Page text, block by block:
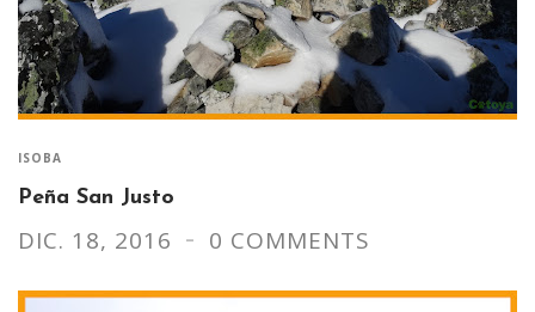
ISOBA
Peña San Justo
DIC. 18, 2016 0 COMMENTS